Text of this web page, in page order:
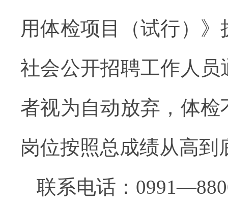
用体检项目（试行）
社会公开招聘工作人
者视为自动放弃，体
岗位按照总成绩从高到
联系电话： 0991—